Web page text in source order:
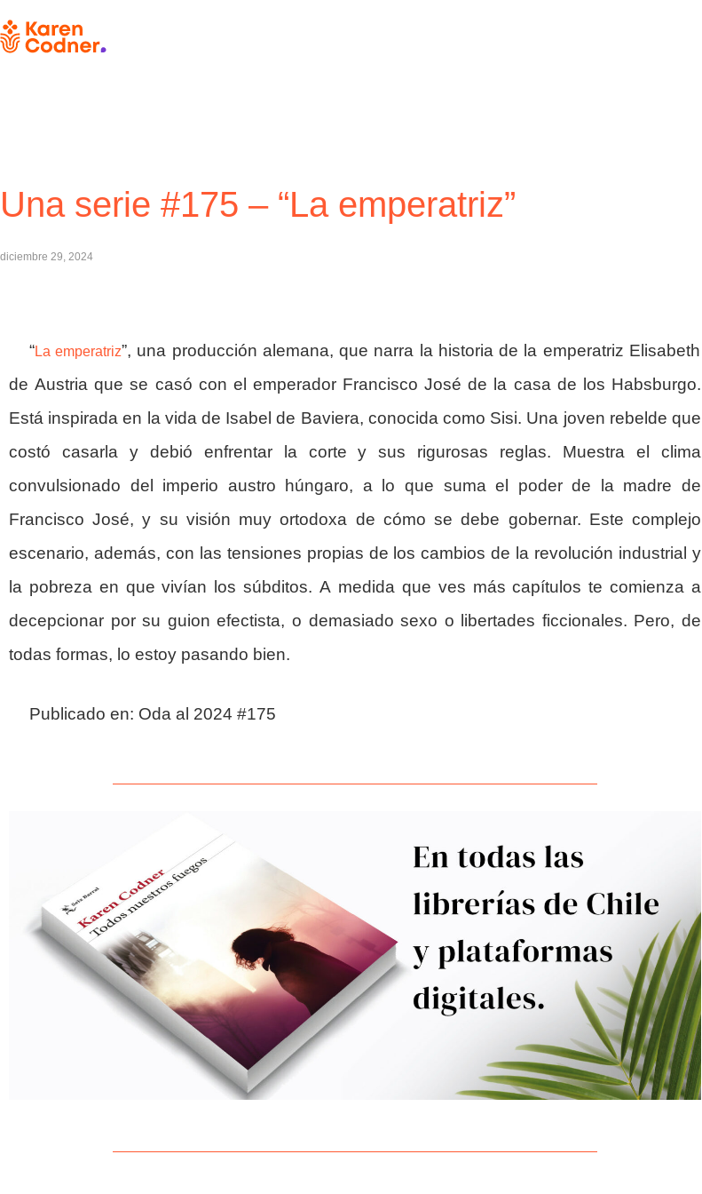
Una serie #175 – “La emperatriz”
diciembre 29, 2024
“La emperatriz”, una producción alemana, que narra la historia de la emperatriz Elisabeth
de Austria que se casó con el emperador Francisco José de la casa de los Habsburgo.
Está inspirada en la vida de Isabel de Baviera, conocida como Sisi. Una joven rebelde que
costó casarla y debió enfrentar la corte y sus rigurosas reglas. Muestra el clima
convulsionado del imperio austro húngaro, a lo que suma el poder de la madre de
Francisco José, y su visión muy ortodoxa de cómo se debe gobernar. Este complejo
escenario, además, con las tensiones propias de los cambios de la revolución industrial y
la pobreza en que vivían los súbditos. A medida que ves más capítulos te comienza a
decepcionar por su guion efectista, o demasiado sexo o libertades ficcionales. Pero, de
todas formas, lo estoy pasando bien.
Publicado en: Oda al 2024 #175